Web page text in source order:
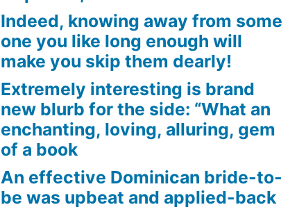
Indeed, knowing away from some
one you like long enough will
make you skip them dearly!
Extremely interesting is brand
new blurb for the side: “What an
enchanting, loving, alluring, gem
of a book
An effective Dominican bride-to-
be was upbeat and applied-back